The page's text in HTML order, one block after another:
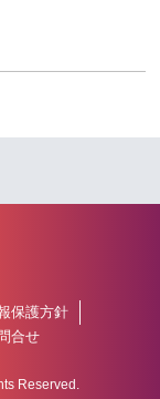
保護方針
合せ
Reserved.